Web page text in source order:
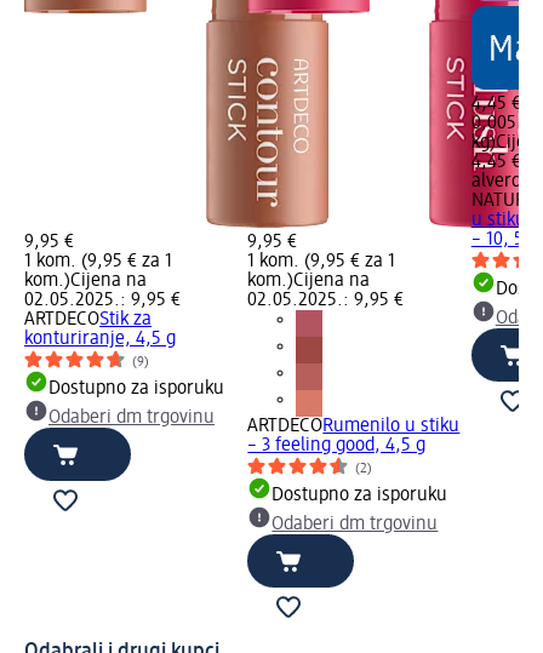
9,95 €
1 kom. (9,95 € za 1
kom.)Cijena na
02.05.2025.: 9,95 €
ARTDECOStik za
konturiranje, 4,5 g
(9)
Dostupno za isporuku
Odaberi dm trgovinu
9,95 €
1 kom. (9,95 € za 1
kom.)Cijena na
02.05.2025.: 9,95 €
ARTDECORumenilo u stiku
– 3 feeling good, 4,5 g
(2)
Dostupno za isporuku
Odaberi dm trgovinu
4,45 €
0,005 kg
kg)
4,45 €
alverde
u stiku
– 10, 5 g